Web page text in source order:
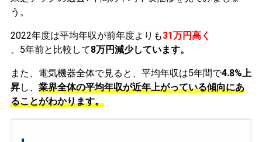
う。
2022年度は平均年収が前年度よりも31万円高く
、5年前と比較して8万円減少しています。
また、電気機器全体で見ると、平均年収は5年間で4.8%上
昇し、 業界全体の平均年収が近年上がっている傾向にあ
ることがわかります。